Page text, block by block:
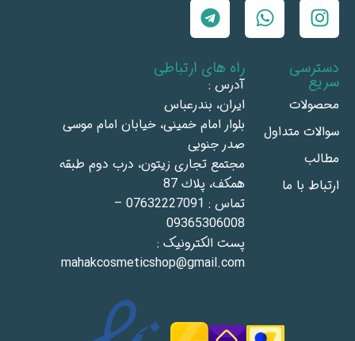
دسترسی
سریع
محصولات
سوالات متداول
مطالب
ارتباط با ما
راه های ارتباطی
آدرس :
ايران، بندرعباس
بلوار امام خمينى، خيابان امام موسى
صدر جنوبى
مجتمع تجاری زيتون، درب دوم طبقه
همكف، پلاك 87
تماس : 07632227091 –
09365306008
پست الکترونیک :
mahakcosmeticshop@gmail.com